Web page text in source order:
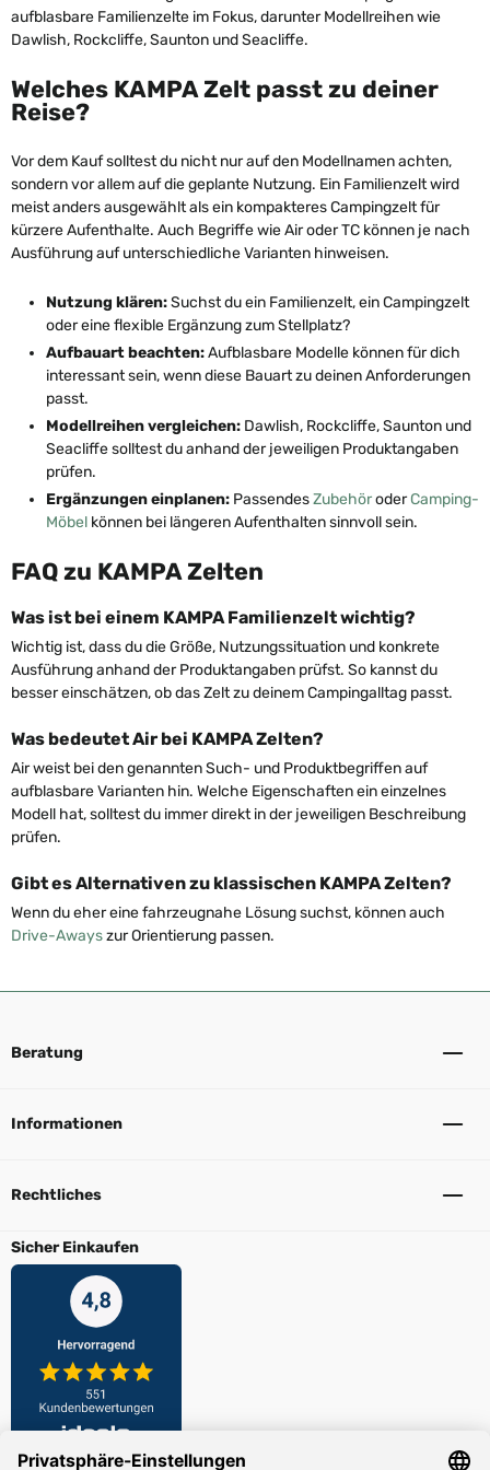
aufblasbare Familienzelte im Fokus, darunter Modellreihen wie
Dawlish, Rockcliffe, Saunton und Seacliffe.
Welches KAMPA Zelt passt zu deiner
Reise?
Vor dem Kauf solltest du nicht nur auf den Modellnamen achten,
sondern vor allem auf die geplante Nutzung. Ein Familienzelt wird
meist anders ausgewählt als ein kompakteres Campingzelt für
kürzere Aufenthalte. Auch Begriffe wie Air oder TC können je nach
Ausführung auf unterschiedliche Varianten hinweisen.
Nutzung klären:Suchst du ein Familienzelt, ein Campingzelt
oder eine flexible Ergänzung zum Stellplatz?
Aufbauart beachten:Aufblasbare Modelle können für dich
interessant sein, wenn diese Bauart zu deinen Anforderungen
passt.
Modellreihen vergleichen: Dawlish, Rockcliffe, Saunton und
Seacliffe solltest du anhand der jeweiligen Produktangaben
prüfen.
Ergänzungen einplanen: PassendesZubehöroderCamping-
Möbel können bei längeren Aufenthalten sinnvoll sein.
FAQ zu KAMPA Zelten
Was ist bei einem KAMPA Familienzelt wichtig?
Wichtig ist, dass du die Größe, Nutzungssituation und konkrete
Ausführung anhand der Produktangaben prüfst. So kannst du
besser einschätzen, ob das Zelt zu deinem Campingalltag passt.
Was bedeutet Air bei KAMPA Zelten?
Air weist bei den genannten Such- und Produktbegriffen auf
aufblasbare Varianten hin. Welche Eigenschaften ein einzelnes
Modell hat, solltest du immer direkt in der jeweiligen Beschreibung
prüfen.
Gibt es Alternativen zu klassischen KAMPA Zelten?
Wenn du eher eine fahrzeugnahe Lösung suchst, können auch
Drive-Awayszur Orientierung passen.
Beratung
Informationen
Rechtliches
Sicher Einkaufen